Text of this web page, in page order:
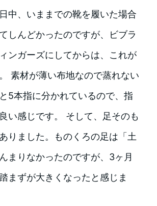
中、いままでの靴を履いた場合
しんどかったのですが、ビブラ
ンガーズにしてからは、これが
素材が薄い布地なので蒸れない
5本指に分かれているので、指
い感じです。 そして、足そのも
りました。ものくろの足は「土
まりなかったのですが、3ヶ月
まずが大きくなったと感じま